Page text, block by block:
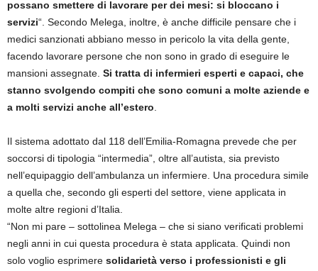
possano smettere di lavorare per dei mesi: si bloccano i
servizi“. Secondo Melega, inoltre, è anche difficile pensare che i
medici sanzionati abbiano messo in pericolo la vita della gente,
facendo lavorare persone che non sono in grado di eseguire le
mansioni assegnate. Si tratta di infermieri esperti e capaci, che
stanno svolgendo compiti che sono comuni a molte aziende e
a molti servizi anche all’estero
Il sistema adottato dal 118 dell’Emilia-Romagna prevede che per
soccorsi di tipologia “intermedia”, oltre all’autista, sia previsto
nell’equipaggio dell’ambulanza un infermiere. Una procedura simile
a quella che, secondo gli esperti del settore, viene applicata in
molte altre regioni d’Italia.
“Non mi pare – sottolinea Melega – che si siano verificati problemi
negli anni in cui questa procedura è stata applicata. Quindi non
solo voglio esprimere solidarietà verso i professionisti e gli